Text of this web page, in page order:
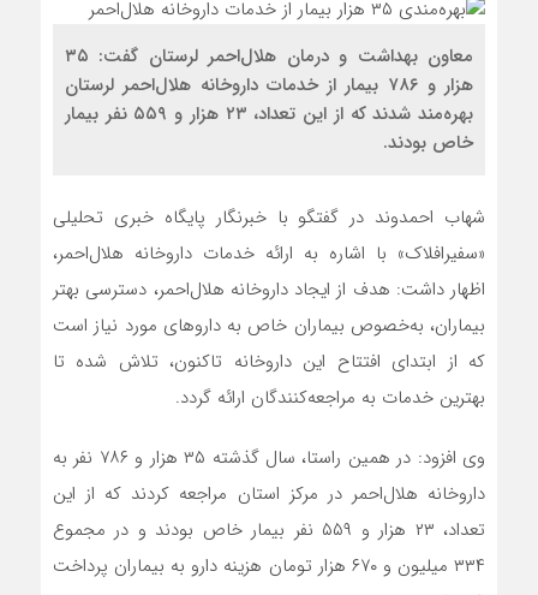
معاون بهداشت و درمان هلال‌احمر لرستان گفت: ۳۵
هزار و ۷۸۶ بیمار از خدمات داروخانه هلال‌احمر لرستان
بهره‌مند شدند که از این تعداد، ۲۳ هزار و ۵۵۹ نفر بیمار
خاص بودند.
شهاب احمدوند در گفتگو با خبرنگار پایگاه خبری تحلیلی
«سفیرافلاک» با اشاره به ارائه خدمات داروخانه هلال‌احمر،
اظهار داشت: هدف از ایجاد داروخانه هلال‌احمر، دسترسی بهتر
بیماران، به‌خصوص بیماران خاص به داروهای مورد نیاز است
که از ابتدای افتتاح این داروخانه تاکنون، تلاش شده تا
بهترین خدمات به مراجعه‌کنندگان ارائه گردد.
وی افزود: در همین راستا، سال گذشته ۳۵ هزار و ۷۸۶ نفر به
داروخانه هلال‌احمر در مرکز استان مراجعه کردند که از این
تعداد، ۲۳ هزار و ۵۵۹ نفر بیمار خاص بودند و در مجموع
۳۳۴ میلیون و ۶۷۰ هزار تومان هزینه دارو به بیماران پرداخت